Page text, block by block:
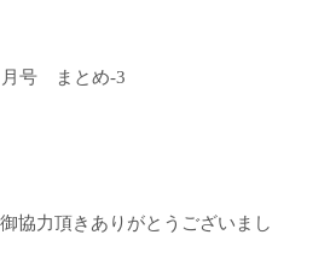
協力頂きありがとうございまし